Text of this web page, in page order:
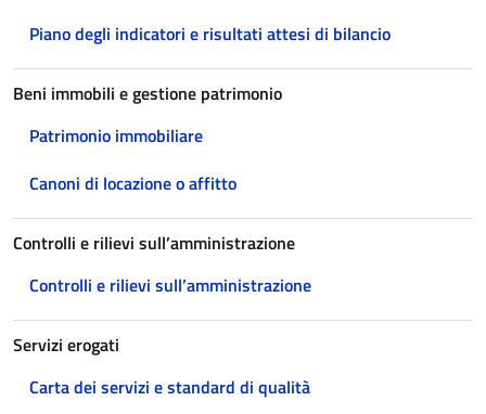
Piano degli indicatori e risultati attesi di bilancio
Beni immobili e gestione patrimonio
Patrimonio immobiliare
Canoni di locazione o affitto
Controlli e rilievi sull’amministrazione
Controlli e rilievi sull’amministrazione
Servizi erogati
Carta dei servizi e standard di qualità